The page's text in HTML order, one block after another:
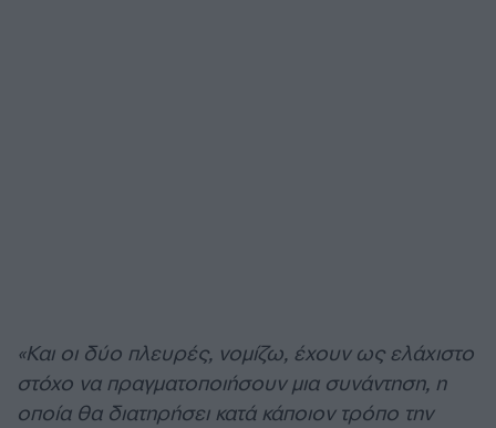
«Και οι δύο πλευρές, νομίζω, έχουν ως ελάχιστο
στόχο να πραγματοποιήσουν μια συνάντηση, η
οποία θα διατηρήσει κατά κάποιον τρόπο την